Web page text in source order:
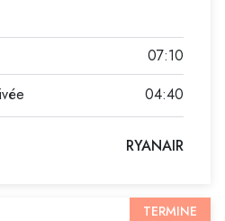
RYANAIR
07:10
04:40
TERMINE